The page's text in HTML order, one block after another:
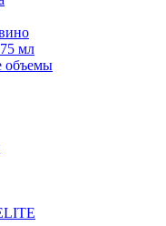
мл
объемы